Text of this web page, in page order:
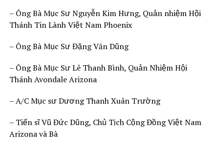
– Ông Bà Mục Sư Nguyễn Kim Hưng, Quản nhiệm Hội
Thánh Tin Lành Việt Nam Phoenix
– Ông Bà Mục Sư Đặng Văn Dũng
– Ông Bà Mục Sư Lê Thanh Bình, Quản Nhiệm Hội
Thánh Avondale Arizona
– A/C Mục sư Dương Thanh Xuân Trường
– Tiến sĩ Vũ Đức Dũng, Chủ Tịch Cộng Đồng Việt Nam
Arizona và Bà